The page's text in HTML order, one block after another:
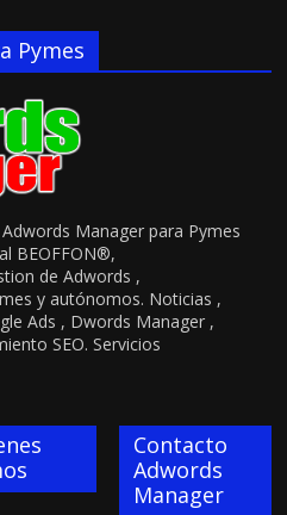
Pymes
Manager para Pymes
BEOFFON®,
de Adwords ,
y autónomos. Noticias ,
Ads , Dwords Manager ,
SEO. Servicios
Contacto
Adwords
Manager